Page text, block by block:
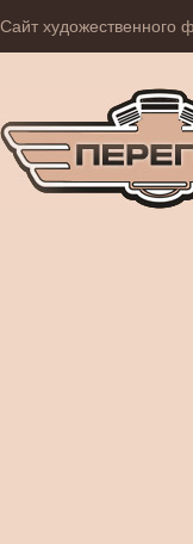
Сайт художественного